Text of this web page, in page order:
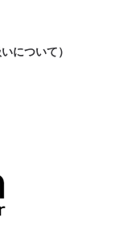
について）